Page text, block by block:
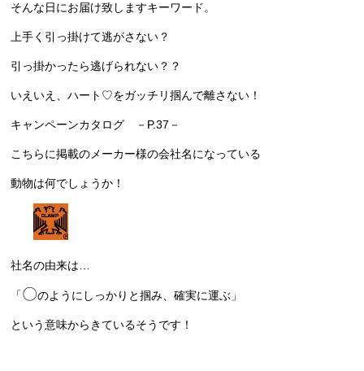
そんな日にお届け致しますキーワード。
上手く引っ掛けて逃がさない？
引っ掛かったら逃げられない？？
いえいえ、ハート♡をガッチリ掴んで離さない！
キャンペーンカタログ －P.37－
こちらに掲載のメーカー様の会社名になっている
動物は何でしょうか！
社名の由来は…
「〇のようにしっかりと掴み、確実に運ぶ」
という意味からきているそうです！